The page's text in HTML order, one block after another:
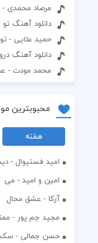
مرصاد محمدی -
دانلود آهنگ
حمید علایی -
دانلود آهنگ
محمد مودت -
محبوبترین
هفته
اميد فستيوال -
امین و امید - می
آرکا - عشق محال
مجید جم پور -
حسن جمالی -